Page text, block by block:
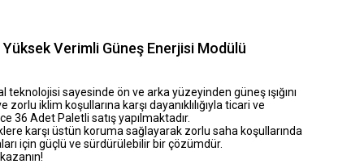
Verimli Güneş Enerjisi Modülü
teknolojisi sayesinde ön ve arka yüzeyinden güneş ışığını
iklim koşullarına karşı dayanıklılığıyla ticari ve
Adet Paletli satış yapılmaktadır.
karşı üstün koruma sağlayarak zorlu saha koşullarında
için güçlü ve sürdürülebilir bir çözümdür.